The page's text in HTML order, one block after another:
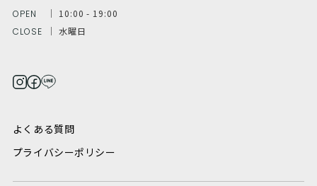
OPEN
│ 10:00 - 19:00
CLOSE
│ 水曜日
よくある質問
プライバシーポリシー